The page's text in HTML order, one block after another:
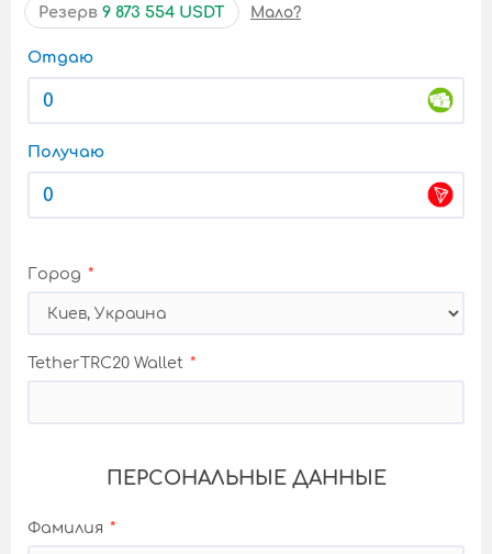
Резерв 9 873 554 USDT Мало?
Отдаю
Получаю
Город
TetherTRC20 Wallet
ПЕРСОНАЛЬНЫЕ ДАННЫЕ
Фамилия